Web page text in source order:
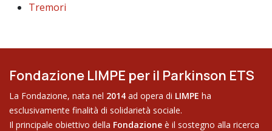
Tremori
Fondazione LIMPE per il Parkinson ETS
La Fondazione, nata nel 2014 ad opera di LIMPE ha
esclusivamente finalità di solidarietà sociale.
Il principale obiettivo della Fondazione è il sostegno alla ricerca